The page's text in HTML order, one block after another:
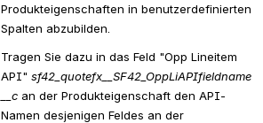
Produkteigenschaften in benutzerdefinierten
Spalten abzubilden.
Tragen Sie dazu in das Feld "Opp Lineitem
API" sf42_quotefx__SF42_OppLiAPIfieldname
__c an der Produkteigenschaft den API-
Namen desjenigen Feldes an der